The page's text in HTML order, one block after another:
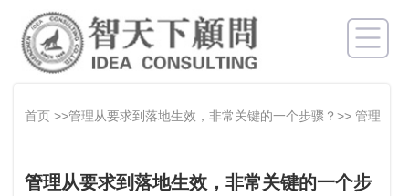
首页 >>管理从要求到落地生效，非常关键的一个步骤？>>管理
管理从要求到落地生效，非常关键的一个步